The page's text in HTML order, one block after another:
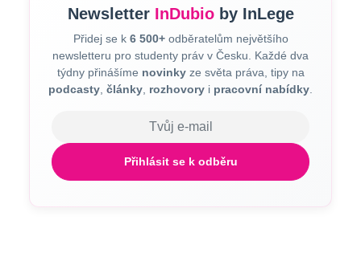
Newsletter InDubioby InLege
Přidej se k 6 500+odběratelům největšího
newsletteru pro studenty práv v Česku. Každé dva
týdny přinášíme novinkyze světa práva, tipy na
podcasty, články, rozhovory i pracovní nabídky.
E-mail
Přihlásit se k odběru